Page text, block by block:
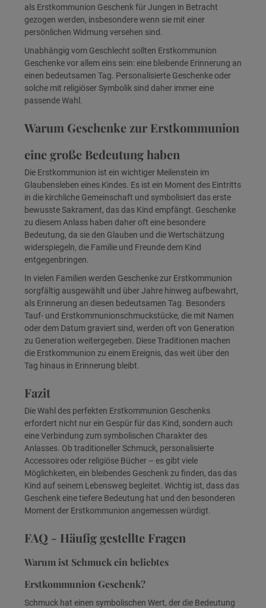
als Erstkommunion Geschenk für Jungen in Betracht
gezogen werden, insbesondere wenn sie mit einer
persönlichen Widmung versehen sind.
Unabhängig vom Geschlecht sollten Erstkommunion
Geschenke vor allem eins sein: eine bleibende Erinnerung an
einen bedeutsamen Tag. Personalisierte Geschenke oder
solche mit religiöser Symbolik sind daher immer eine
passende Wahl.
Warum Geschenke zur Erstkommunion
eine große Bedeutung haben
Die Erstkommunion ist ein wichtiger Meilenstein im
Glaubensleben eines Kindes. Es ist ein Moment des Eintritts
in die kirchliche Gemeinschaft und symbolisiert das erste
bewusste Sakrament, das das Kind empfängt. Geschenke
zu diesem Anlass haben daher oft eine besondere
Bedeutung, da sie den Glauben und die Wertschätzung
widerspiegeln, die Familie und Freunde dem Kind
entgegenbringen.
In vielen Familien werden Geschenke zur Erstkommunion
sorgfältig ausgewählt und über Jahre hinweg aufbewahrt,
als Erinnerung an diesen bedeutsamen Tag. Besonders
Tauf- und Erstkommunionschmuckstücke, die mit Namen
oder dem Datum graviert sind, werden oft von Generation
zu Generation weitergegeben. Diese Traditionen machen
die Erstkommunion zu einem Ereignis, das weit über den
Tag hinaus in Erinnerung bleibt.
Fazit
Die Wahl des perfekten Erstkommunion Geschenks
erfordert nicht nur ein Gespür für das Kind, sondern auch
eine Verbindung zum symbolischen Charakter des
Anlasses. Ob traditioneller Schmuck, personalisierte
Accessoires oder religiöse Bücher – es gibt viele
Möglichkeiten, ein bleibendes Geschenk zu finden, das das
Kind auf seinem Lebensweg begleitet. Wichtig ist, dass das
Geschenk eine tiefere Bedeutung hat und den besonderen
Moment der Erstkommunion angemessen würdigt.
FAQ - Häufig gestellte Fragen
Warum ist Schmuck ein beliebtes
Erstkommunion Geschenk?
Schmuck hat einen symbolischen Wert, der die Bedeutung